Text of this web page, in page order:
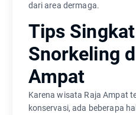
dari area dermaga.
Tips
Snorkeling
Ampat
Karena wisata Raja Ampat
konservasi, ada beberapa